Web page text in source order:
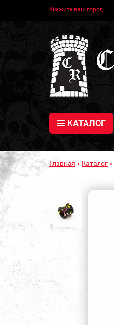
Укажите ваш город
КАТАЛОГ
Главная Каталог